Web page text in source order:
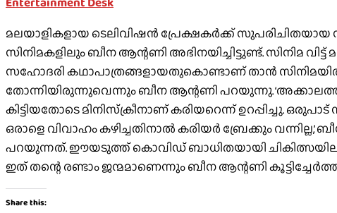
മലയാളികളായ ടെലിവിഷന്‍ പ്രേക്ഷകര്‍ക്ക് സുപരിചിതയായ
സിനിമകളിലും ബീന ആന്റണി അഭിനയിച്ചിട്ടുണ്ട്. സിനിമ
സഹോദരി കഥാപാത്രങ്ങളായതുകൊണ്ടാണ് താന്‍ സിനിമയില്‍
തോന്നിയിരുന്നുവെന്നും ബീന ആന്റണി പറയുന്നു.
കിട്ടിയതോടെ മിനിസ്‌ക്രീനാണ് കരിയറെന്ന് ഉറപ്പിച്ചു.
ഒരാളെ വിവാഹം കഴിച്ചതിനാല്‍ കരിയര്‍ ബ്രേക്കും
പറയുന്നത്. ഈയടുത്ത് കൊവിഡ് ബാധിതയായി
ഇത് തന്റെ രണ്ടാം ജന്മമാണെന്നും ബീന ആന്റണി
Share this: